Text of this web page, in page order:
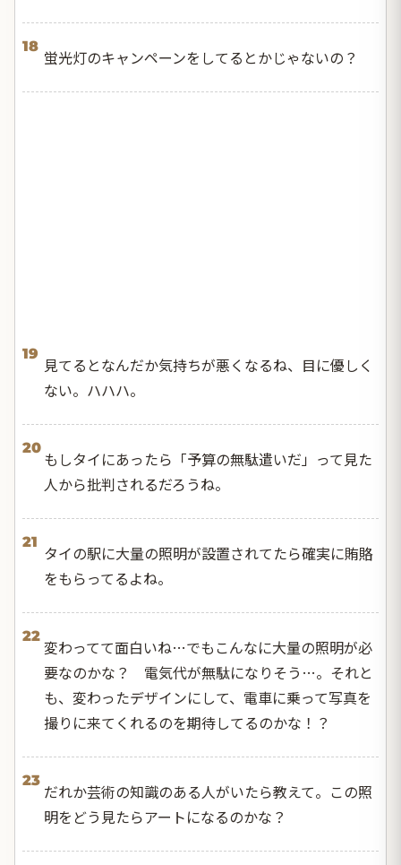
18
蛍光灯のキャンペーンをしてるとかじゃないの？
19
見てるとなんだか気持ちが悪くなるね、目に優しく
ない。ハハハ。
20
もしタイにあったら「予算の無駄遣いだ」って見た
人から批判されるだろうね。
21
タイの駅に大量の照明が設置されてたら確実に賄賂
をもらってるよね。
22
変わってて面白いね…でもこんなに大量の照明が必
要なのかな？ 電気代が無駄になりそう…。それと
も、変わったデザインにして、電車に乗って写真を
撮りに来てくれるのを期待してるのかな！？
23
だれか芸術の知識のある人がいたら教えて。この照
明をどう見たらアートになるのかな？